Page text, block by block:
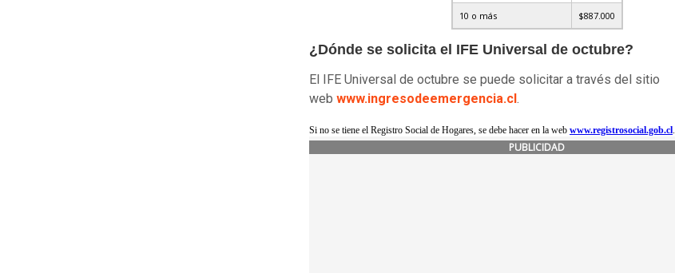
10 o más $887.000
¿Dónde se solicita el IFE Universal de octubre?
El IFE Universal de octubre se puede solicitar a través del sitio
web www.ingresodeemergencia.cl.
Si no se tiene el Registro Social de Hogares, se debe hacer en la web www.registrosocial.gob.cl.
PUBLICIDAD